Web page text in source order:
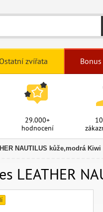
Ostatní zvířata
29.000+
hodnocení
NAUTILUS kůže,modrá Kiwi
LEATHER